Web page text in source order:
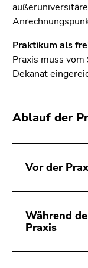
Praktikum als
Praxis muss
Dekanat
Ablauf der
Vor der
Während
Praxis